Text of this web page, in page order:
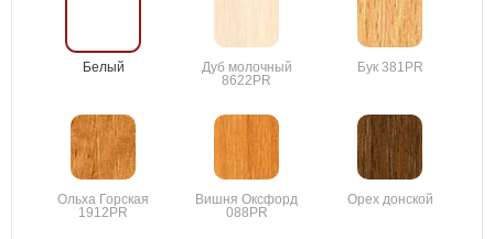
Белый
Дуб молочный
8622PR
Бук 381PR
Ольха Горская
1912PR
Вишня Оксфорд
088PR
Орех донской